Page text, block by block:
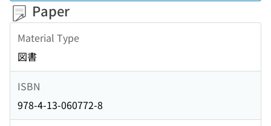
Paper
Material Type
図書
ISBN
978-4-13-060772-8